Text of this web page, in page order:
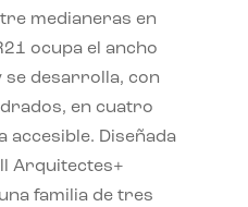
medianeras en
ocupa el ancho
se desarrolla, con
en cuatro
accesible. Diseñada
Arquitectes+
familia de tres